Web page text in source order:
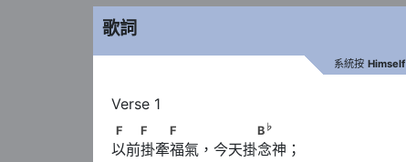
歌詞
系統按 Himself
F　　F　　F　　 　　　B
F F F B ♭
以前掛牽福氣，今天掛念神；